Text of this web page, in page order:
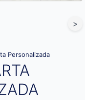
>
Personalizada